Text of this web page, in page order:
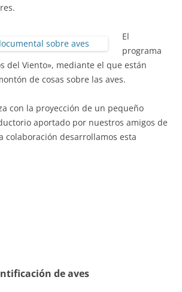
El
programa
del Viento», mediante el que están
de cosas sobre las aves.
con la proyección de un pequeño
aportado por nuestros amigos de
colaboración desarrollamos esta
de aves